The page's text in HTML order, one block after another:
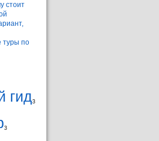
стоит
туры по
гид3
3